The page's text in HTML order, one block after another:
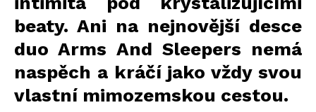
beaty. Ani na nejnovější desce
duo Arms And Sleepers nemá
naspěch a kráčí jako vždy svou
vlastní mimozemskou cestou.